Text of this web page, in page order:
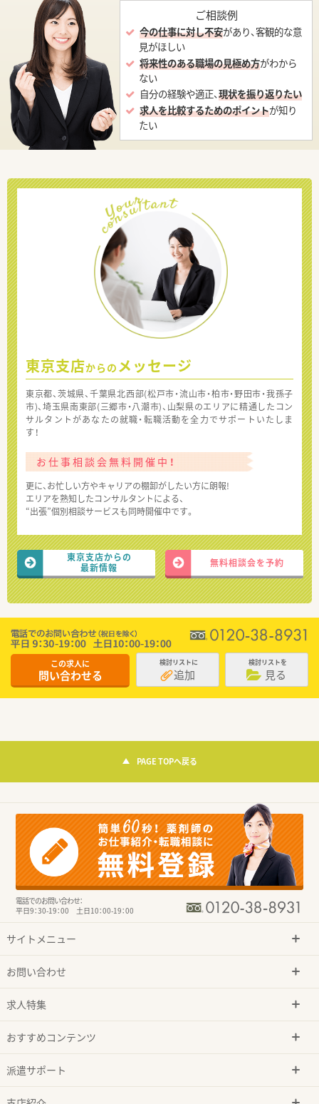
ご相談例
今の仕事に対し不安があり、客観的な意
見がほしい
将来性のある職場の見極め方がわから
ない
自分の経験や適正、現状を振り返りたい
求人を比較するためのポイントが知り
たい
東京支店からの メッセージ
東京都、茨城県、千葉県北西部(松戸市・流山市・柏市・野田市・我孫子
市)、埼玉県南東部(三郷市・八潮市)、山梨県のエリアに精通したコン
サルタントがあなたの就職・転職活動を全力でサポートいたしま
す！
お仕事相談会無料開催中！
更に、お忙しい方やキャリアの棚卸がしたい方に朗報!
エリアを熟知したコンサルタントによる、
“出張”個別相談サービスも同時開催中です。
東京支店からの
最新情報
無料相談会を予約
この求人に
問い合わせる
検討リストに
追加
検討リストを
見る
PAGE TOPへ戻る
電話でのお問い合わせ：
平日9：30-19：00 土日10：00-19：00
サイトメニュー
お問い合わせ
求人特集
おすすめコンテンツ
派遣サポート